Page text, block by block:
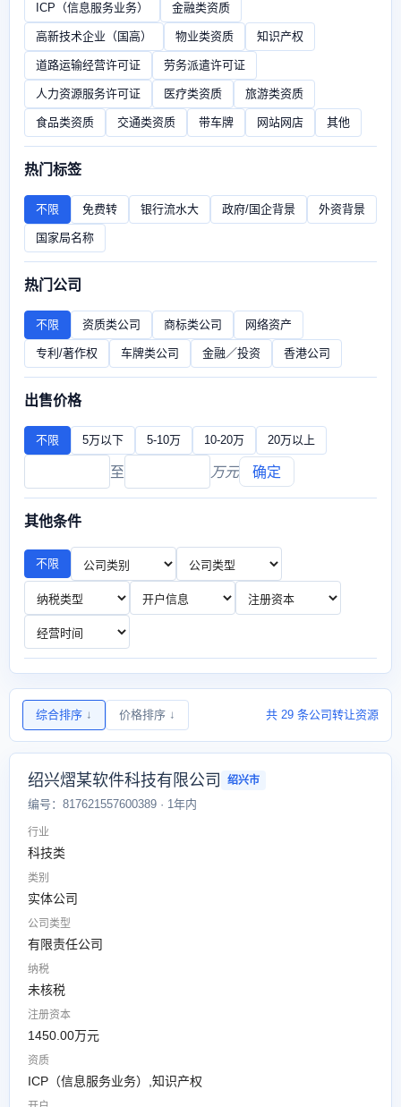
ICP（信息服务业务） 金融类资质
高新技术企业（国高） 物业类资质 知识产权
道路运输经营许可证 劳务派遣许可证
人力资源服务许可证 医疗类资质 旅游类资质
食品类资质 交通类资质 带车牌 网站网店 其他
热门标签
不限 免费转 银行流水大 政府/国企背景 外资背景
国家局名称
热门公司
不限 资质类公司 商标类公司 网络资产
专利/著作权 车牌类公司 金融／投资 香港公司
出售价格
不限 5万以下 5-10万 10-20万 20万以上
至 万元 确定
其他条件
不限
综合排序 ↓ 价格排序 ↓ 共 29 条公司转让资源
绍兴熠某软件科技有限公司 绍兴市
编号：817621557600389 · 1年内
行业
科技类
类别
实体公司
公司类型
有限责任公司
纳税
未核税
注册资本
1450.00万元
资质
ICP（信息服务业务）,知识产权